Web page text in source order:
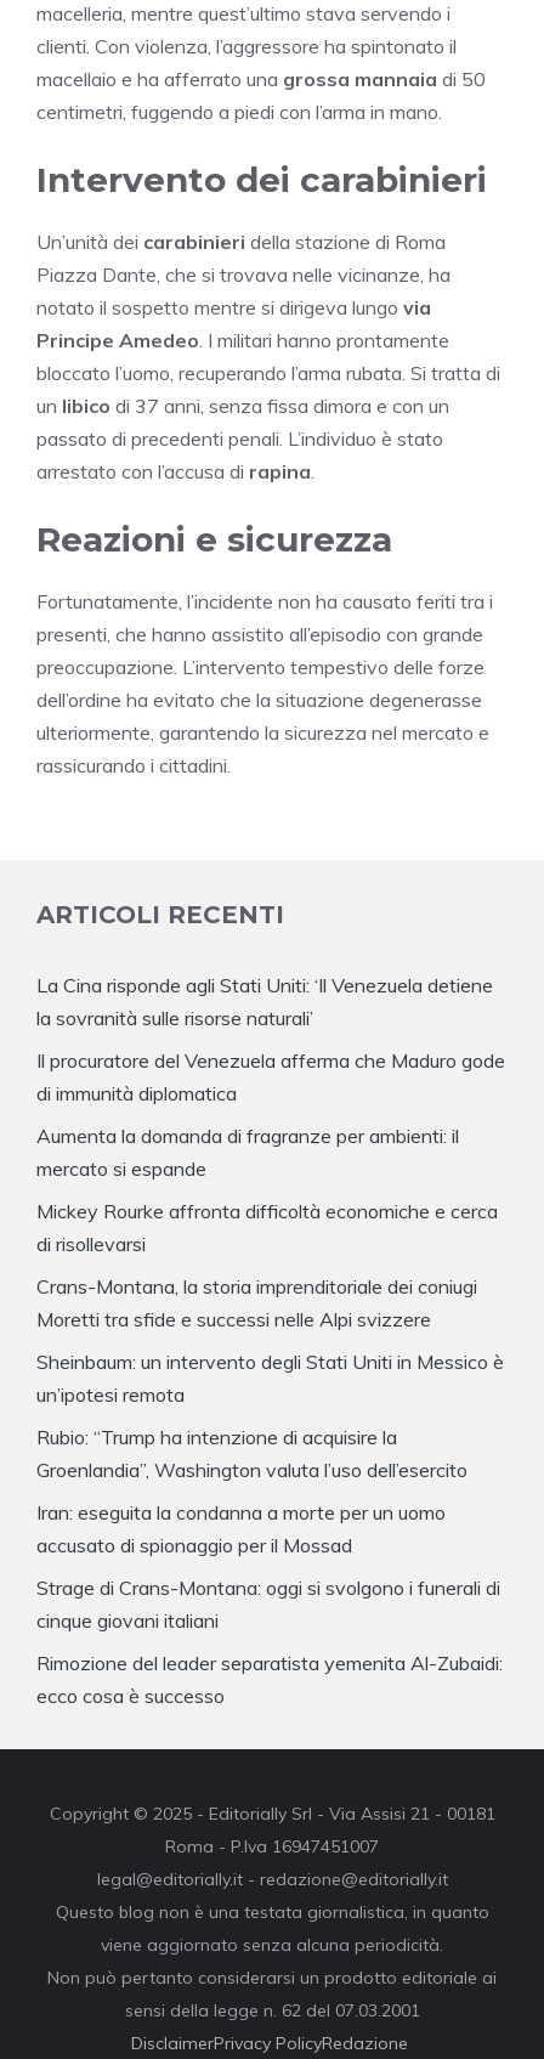
macelleria, mentre quest’ultimo stava servendo i
clienti. Con violenza, l’aggressore ha spintonato il
macellaio e ha afferrato una grossa mannaia di 50
centimetri, fuggendo a piedi con l’arma in mano.
Intervento dei carabinieri
Un’unità dei carabinieri della stazione di Roma
Piazza Dante, che si trovava nelle vicinanze, ha
notato il sospetto mentre si dirigeva lungo via
Principe Amedeo. I militari hanno prontamente
bloccato l’uomo, recuperando l’arma rubata. Si tratta di
un libico di 37 anni, senza fissa dimora e con un
passato di precedenti penali. L’individuo è stato
arrestato con l’accusa di rapina.
Reazioni e sicurezza
Fortunatamente, l’incidente non ha causato feriti tra i
presenti, che hanno assistito all’episodio con grande
preoccupazione. L’intervento tempestivo delle forze
dell’ordine ha evitato che la situazione degenerasse
ulteriormente, garantendo la sicurezza nel mercato e
rassicurando i cittadini.
ARTICOLI RECENTI
La Cina risponde agli Stati Uniti: ‘Il Venezuela detiene
la sovranità sulle risorse naturali’
Il procuratore del Venezuela afferma che Maduro gode
di immunità diplomatica
Aumenta la domanda di fragranze per ambienti: il
mercato si espande
Mickey Rourke affronta difficoltà economiche e cerca
di risollevarsi
Crans-Montana, la storia imprenditoriale dei coniugi
Moretti tra sfide e successi nelle Alpi svizzere
Sheinbaum: un intervento degli Stati Uniti in Messico è
un’ipotesi remota
Rubio: “Trump ha intenzione di acquisire la
Groenlandia”, Washington valuta l’uso dell’esercito
Iran: eseguita la condanna a morte per un uomo
accusato di spionaggio per il Mossad
Strage di Crans-Montana: oggi si svolgono i funerali di
cinque giovani italiani
Rimozione del leader separatista yemenita Al-Zubaidi:
ecco cosa è successo
Copyright © 2025 - Editorially Srl - Via Assisi 21 - 00181
Roma - P.Iva 16947451007
legal@editorially.it - redazione@editorially.it
Questo blog non è una testata giornalistica, in quanto
viene aggiornato senza alcuna periodicità.
Non può pertanto considerarsi un prodotto editoriale ai
sensi della legge n. 62 del 07.03.2001
DisclaimerPrivacy PolicyRedazione